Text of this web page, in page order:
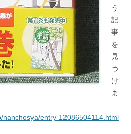
う
記
事
を
見
つ
け
ま
nanchosya/entry-12086504114.html